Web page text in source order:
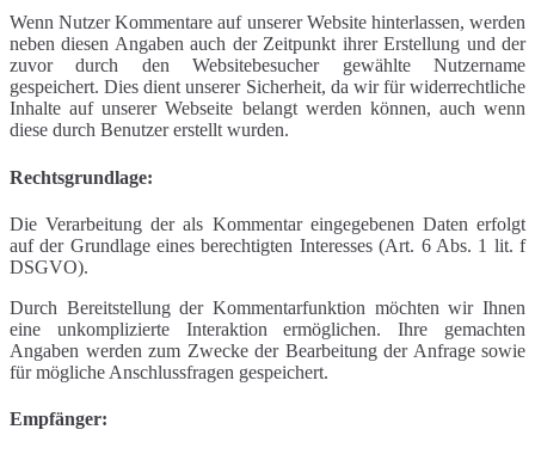
Wenn Nutzer Kommentare auf unserer Website hinterlassen, werden
neben diesen Angaben auch der Zeitpunkt ihrer Erstellung und der
zuvor durch den Websitebesucher gewählte Nutzername
gespeichert. Dies dient unserer Sicherheit, da wir für widerrechtliche
Inhalte auf unserer Webseite belangt werden können, auch wenn
diese durch Benutzer erstellt wurden.
Rechtsgrundlage:
Die Verarbeitung der als Kommentar eingegebenen Daten erfolgt
auf der Grundlage eines berechtigten Interesses (Art. 6 Abs. 1 lit. f
DSGVO).
Durch Bereitstellung der Kommentarfunktion möchten wir Ihnen
eine unkomplizierte Interaktion ermöglichen. Ihre gemachten
Angaben werden zum Zwecke der Bearbeitung der Anfrage sowie
für mögliche Anschlussfragen gespeichert.
Empfänger: